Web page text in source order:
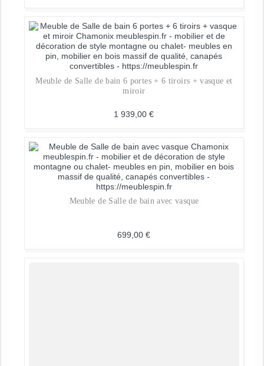
Meuble de Salle de bain 6 portes + 6 tiroirs + vasque et
miroir
1 939,00€
Meuble de Salle de bain avec vasque
699,00€